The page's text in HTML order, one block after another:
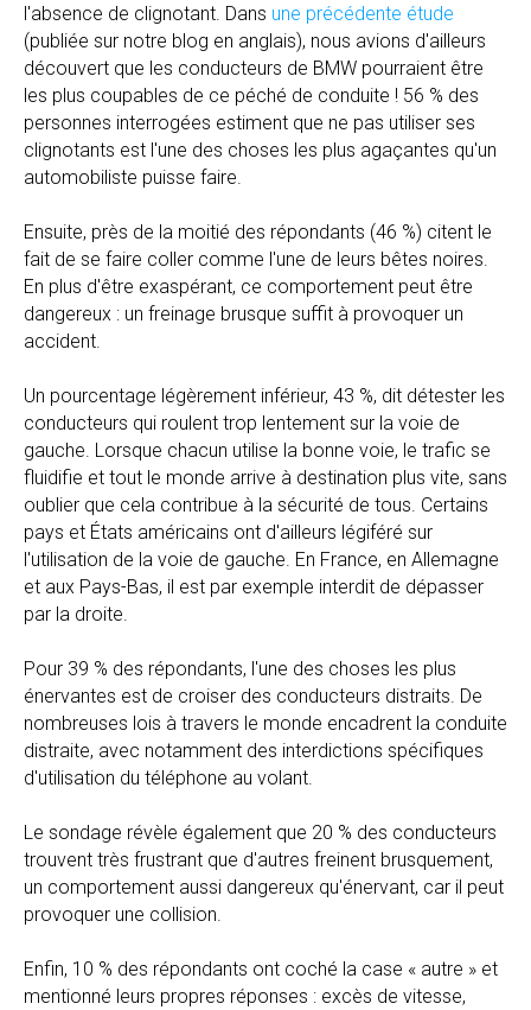
l'absence de clignotant. Dans une précédente étude
(publiée sur notre blog en anglais), nous avions d'ailleurs
découvert que les conducteurs de BMW pourraient être
les plus coupables de ce péché de conduite ! 56 % des
personnes interrogées estiment que ne pas utiliser ses
clignotants est l'une des choses les plus agaçantes qu'un
automobiliste puisse faire.
Ensuite, près de la moitié des répondants (46 %) citent le
fait de se faire coller comme l'une de leurs bêtes noires.
En plus d'être exaspérant, ce comportement peut être
dangereux : un freinage brusque suffit à provoquer un
accident.
Un pourcentage légèrement inférieur, 43 %, dit détester les
conducteurs qui roulent trop lentement sur la voie de
gauche. Lorsque chacun utilise la bonne voie, le trafic se
fluidifie et tout le monde arrive à destination plus vite, sans
oublier que cela contribue à la sécurité de tous. Certains
pays et États américains ont d'ailleurs légiféré sur
l'utilisation de la voie de gauche. En France, en Allemagne
et aux Pays-Bas, il est par exemple interdit de dépasser
par la droite.
Pour 39 % des répondants, l'une des choses les plus
énervantes est de croiser des conducteurs distraits. De
nombreuses lois à travers le monde encadrent la conduite
distraite, avec notamment des interdictions spécifiques
d'utilisation du téléphone au volant.
Le sondage révèle également que 20 % des conducteurs
trouvent très frustrant que d'autres freinent brusquement,
un comportement aussi dangereux qu'énervant, car il peut
provoquer une collision.
Enfin, 10 % des répondants ont coché la case « autre » et
mentionné leurs propres réponses : excès de vitesse,